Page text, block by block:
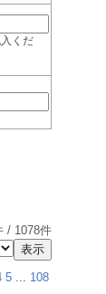
くだ
/ 1078件
5 ... 108